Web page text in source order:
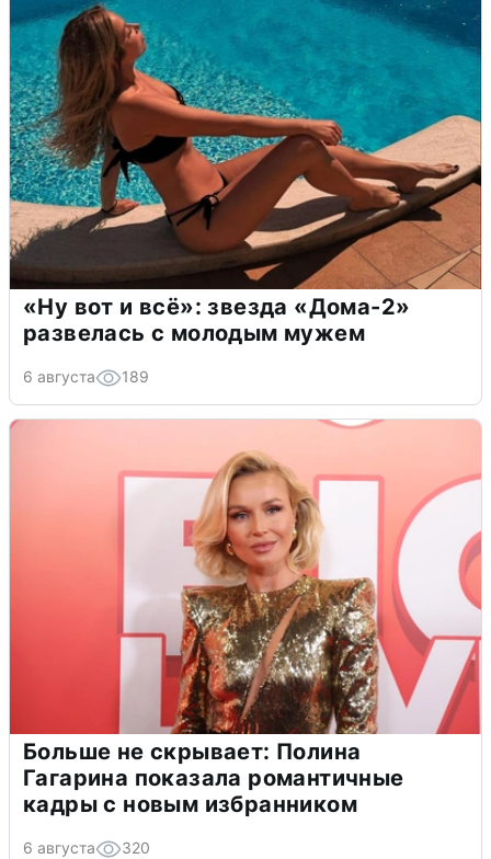
«Ну вот и всё»: звезда «Дома-2»
развелась с молодым мужем
6 августа 189
Больше не скрывает: Полина
Гагарина показала романтичные
кадры с новым избранником
6 августа 320